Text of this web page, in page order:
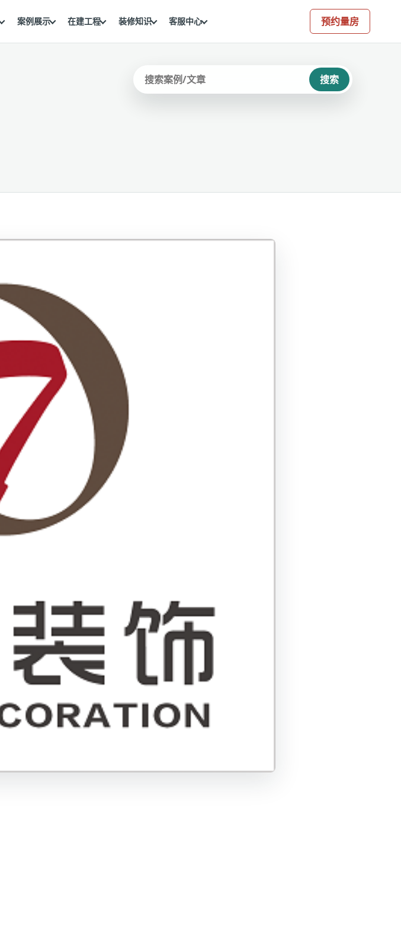
案例展示 在建工程 装修知识 客服中心 预约量房
站内搜索
搜索